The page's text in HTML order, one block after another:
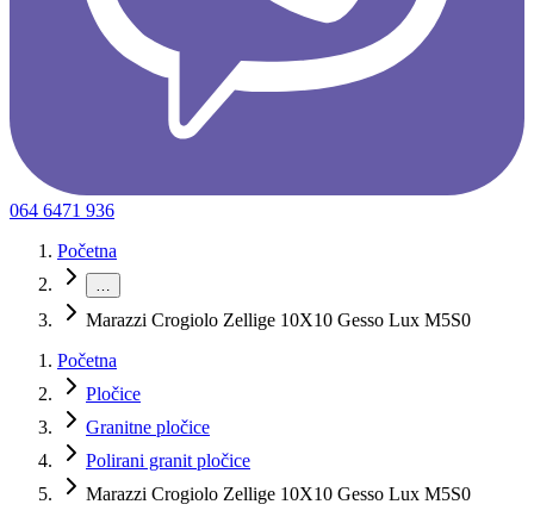
064 6471 936
Početna
…
Marazzi Crogiolo Zellige 10X10 Gesso Lux M5S0
Početna
Pločice
Granitne pločice
Polirani granit pločice
Marazzi Crogiolo Zellige 10X10 Gesso Lux M5S0